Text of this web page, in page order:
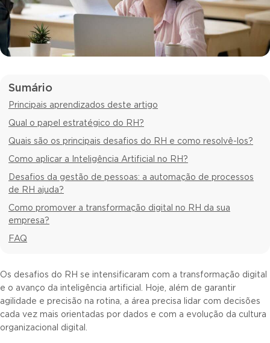
Sumário
Principais aprendizados deste artigo
Qual o papel estratégico do RH?
Quais são os principais desafios do RH e como resolvê-los?
Como aplicar a Inteligência Artificial no RH?
Desafios da gestão de pessoas: a automação de processos
de RH ajuda?
Como promover a transformação digital no RH da sua
empresa?
FAQ
Os desafios do RH se intensificaram com a transformação digital
e o avanço da inteligência artificial. Hoje, além de garantir
agilidade e precisão na rotina, a área precisa lidar com decisões
cada vez mais orientadas por dados e com a evolução da cultura
organizacional digital.